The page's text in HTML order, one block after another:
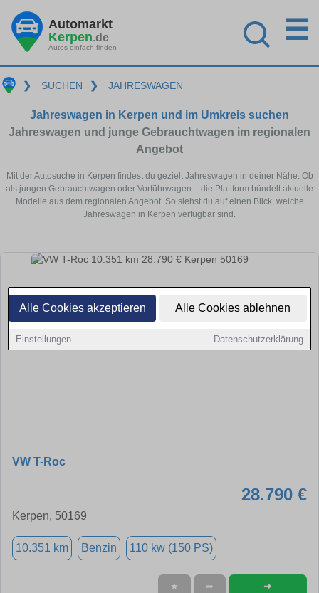
Alle Cookies akzeptieren Alle Cookies ablehnen
Einstellungen Datenschutzerklärung
Automarkt
Kerpen.de
Autos einfach finden
☰
❯ SUCHEN ❯ JAHRESWAGEN
Jahreswagen in Kerpen und im Umkreis suchen
Jahreswagen und junge Gebrauchtwagen im regionalen
Angebot
Mit der Autosuche in Kerpen findest du gezielt Jahreswagen in deiner Nähe. Ob
als jungen Gebrauchtwagen oder Vorführwagen – die Plattform bündelt aktuelle
Modelle aus dem regionalen Angebot. So siehst du auf einen Blick, welche
Jahreswagen in Kerpen verfügbar sind.
VW T-Roc
28.790 €
Kerpen, 50169
10.351 km Benzin 110 kw (150 PS)
★ ➦ ➜